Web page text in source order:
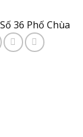
36 Phố Chùa